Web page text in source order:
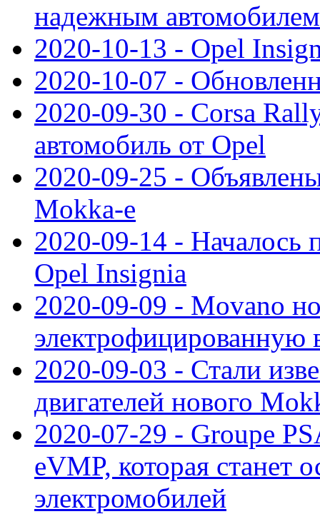
надежным автомобилем
2020-10-13 - Opel
2020-10-07 -
2020-09-30 - Corsa
автомобиль от Opel
2020-09-25 -
Mokka-e
2020-09-14 - Началось
Opel Insignia
2020-09-09 - Movano
электрофицированную
2020-09-03 - Стали
двигателей нового
2020-07-29 - Groupe
eVMP, которая станет
электромобилей